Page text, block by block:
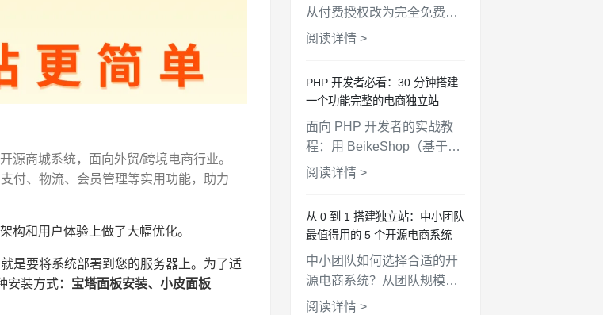
源商城系统，面向外贸/跨境电商行业。
付、物流、会员管理等实用功能，助力
构和用户体验上做了大幅优化。
是要将系统部署到您的服务器上。为了适
装方式： 宝塔面板安装、小皮面板
从付费授权改为完全免费开
放下载！升级至 Laravel 12
WooCommerce API 对接，
阅读详情 >
PHP 开发者必看：30 分钟搭建
一个功能完整的电商独立站
面向 PHP 开发者的实战教
程：用 BeikeShop（基于
Laravel）从零搭建一个功能
对接、主题定制全流程。
阅读详情 >
从 0 到 1 搭建独立站：中小团队
最值得用的 5 个开源电商系统
中小团队如何选择合适的开
源电商系统？从团队规模、
技术能力、预算、扩展性四
阅读详情 >